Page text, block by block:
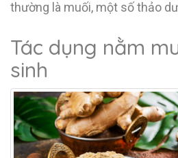
thường là muối, một số thảo
Tác dụng nằm
sinh